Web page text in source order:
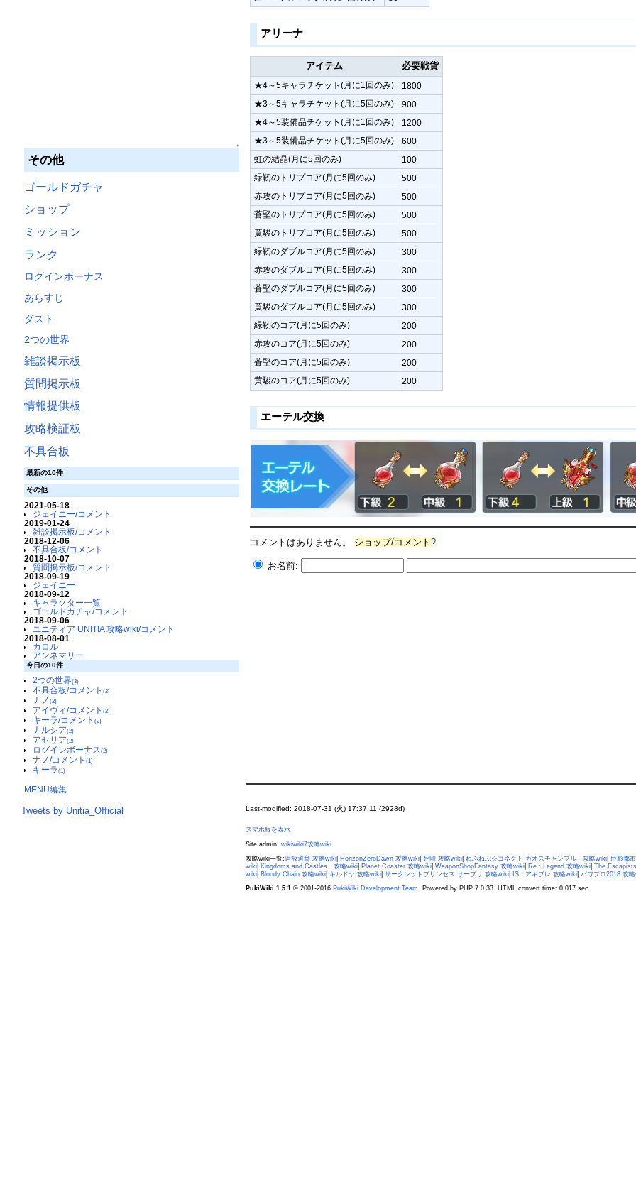
↑
その他
ゴールドガチャ
ショップ
ミッション
ランク
ログインボーナス
あらすじ
ダスト
2つの世界
雑談掲示板
質問掲示板
情報提供板
攻略検証板
不具合板
最新の10件
その他
2021-05-18
ジェイニー/コメント
2019-01-24
雑談掲示板/コメント
2018-12-06
不具合板/コメント
2018-10-07
質問掲示板/コメント
2018-09-19
ジェイニー
2018-09-12
キャラクター一覧
ゴールドガチャ/コメント
2018-09-06
ユニティア UNITIA 攻略wiki/コメント
2018-08-01
カロル
アンネマリー
今日の10件
2つの世界(3)
不具合板/コメント (2)
ナノ (2)
アイヴィ/コメント (2)
キーラ/コメント (2)
ナルシア(2)
アセリア(2)
ログインボーナス (2)
ナノ/コメント (1)
キーラ (1)
MENU編集
Tweets by Unitia_Official
アリーナ
アイテム 必要戦貨
★4～5キャラチケット(月に1回のみ)
1800
★3～5キャラチケット(月に5回のみ)
900
★4～5装備品チケット(月に1回のみ)
1200
★3～5装備品チケット(月に5回のみ)
600
虹の結晶(月に5回のみ)
100
緑靭のトリプコア(月に5回のみ)
500
赤攻のトリプコア(月に5回のみ)
500
蒼堅のトリプコア(月に5回のみ)
500
黄駿のトリプコア(月に5回のみ)
500
緑靭のダブルコア(月に5回のみ)
300
赤攻のダブルコア(月に5回のみ)
300
蒼堅のダブルコア(月に5回のみ)
300
黄駿のダブルコア(月に5回のみ)
300
緑靭のコア(月に5回のみ)
200
赤攻のコア(月に5回のみ)
200
蒼堅のコア(月に5回のみ)
200
黄駿のコア(月に5回のみ)
200
エーテル交換
コメントはありません。 ショップ/コメント?
お名前:
Last-modified: 2018-07-31 (火) 17:37:11 (2928d)
スマホ版を表示
Site admin: wikiwiki7攻略wiki
攻略wiki一覧:追放選挙 攻略wiki| HorizonZeroDawn 攻略wiki| 死印 攻略wiki| ねぷねぷ☆コネクト カオスチャンプル 攻略wiki| 巨影都
wiki| Kingdoms and Castles 攻略wiki| Planet Coaster 攻略wiki| WeaponShopFantasy 攻略wiki| Re：Legend 攻略wiki| The
wiki| Bloody Chain 攻略wiki| キルドヤ 攻略wiki| サークレットプリンセス サープリ 攻略wiki| IS・アキブレ 攻略wiki| パワプロ2018 攻
PukiWiki 1.5.1 © 2001-2016 PukiWiki Development Team . Powered by PHP 7.0.33. HTML convert time: 0.017 sec.